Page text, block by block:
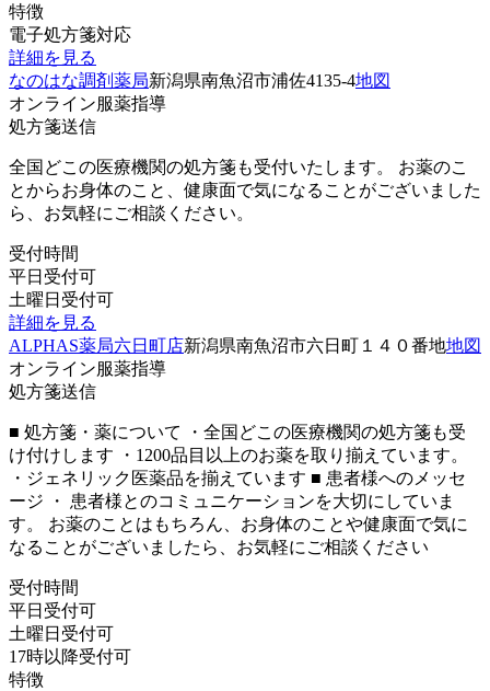
特徴
電子処方箋対応
詳細を見る
なのはな調剤薬局新潟県南魚沼市浦佐4135-4地図
オンライン服薬指導
処方箋送信
全国どこの医療機関の処方箋も受付いたします。 お薬のこ
とからお身体のこと、健康面で気になることがございました
ら、お気軽にご相談ください。
受付時間
平日受付可
土曜日受付可
詳細を見る
ALPHAS薬局六日町店新潟県南魚沼市六日町１４０番地地図
オンライン服薬指導
処方箋送信
■ 処方箋・薬について ・全国どこの医療機関の処方箋も受
け付けします ・1200品目以上のお薬を取り揃えています。
・ジェネリック医薬品を揃えています ■ 患者様へのメッセ
ージ ・ 患者様とのコミュニケーションを大切にしていま
す。 お薬のことはもちろん、お身体のことや健康面で気に
なることがございましたら、お気軽にご相談ください
受付時間
平日受付可
土曜日受付可
17時以降受付可
特徴